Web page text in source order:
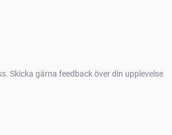
Skicka gärna feedback över din upplevelse